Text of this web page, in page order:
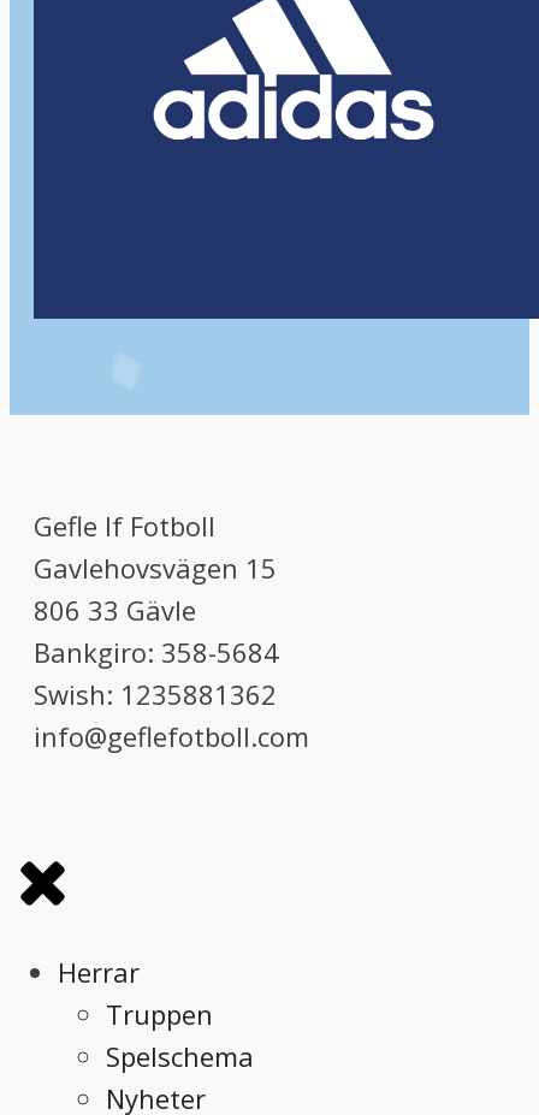
Gefle If Fotboll
Gavlehovsvägen 15
806 33 Gävle
Bankgiro: 358-5684
Swish: 1235881362
info@geflefotboll.com
Herrar
Truppen
Spelschema
Nyheter